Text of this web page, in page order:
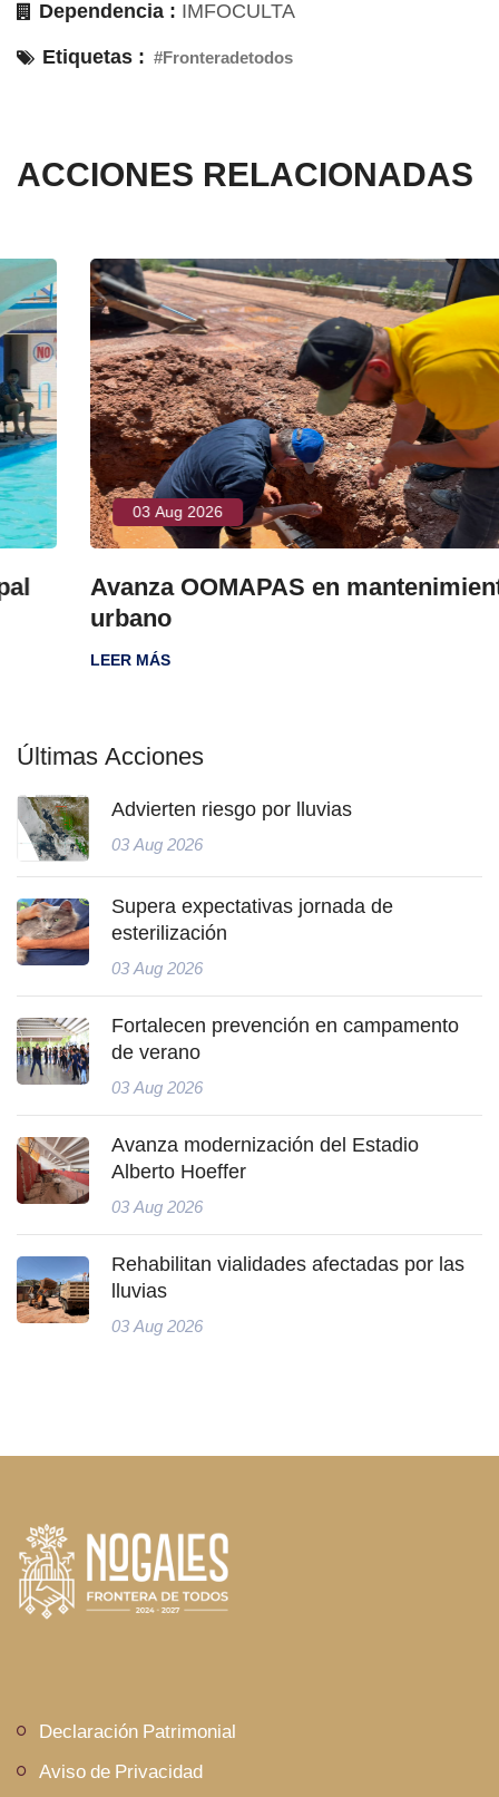
Dependencia : IMFOCULTA
Etiquetas : #Fronteradetodos
ACCIONES RELACIONADAS
03 Aug 2026
Avanza OOMAPAS en mantenimiento
urbano
LEER MÁS
Últimas Acciones
Advierten riesgo por lluvias
03 Aug 2026
Supera expectativas jornada de
esterilización
03 Aug 2026
Fortalecen prevención en campamento
de verano
03 Aug 2026
Avanza modernización del Estadio
Alberto Hoeffer
03 Aug 2026
Rehabilitan vialidades afectadas por las
lluvias
03 Aug 2026
Declaración Patrimonial
Aviso de Privacidad